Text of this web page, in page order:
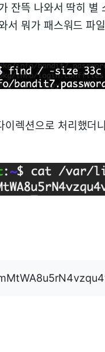
잔뜩 나와서 딱히 별
서 뭐가 패스워드 파
이렉션으로 처리했더